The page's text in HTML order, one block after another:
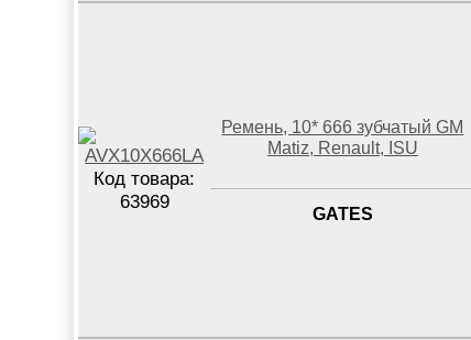
Код товара:
63969
Ремень, 10* 666 зубчатый GM
Matiz, Renault, ISU
GATES